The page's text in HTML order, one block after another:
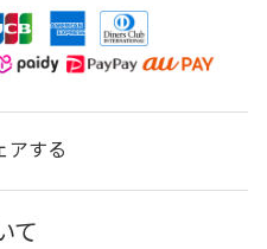
アする
て